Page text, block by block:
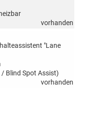
vorhanden
"Lane
Blind Spot Assist)
vorhanden